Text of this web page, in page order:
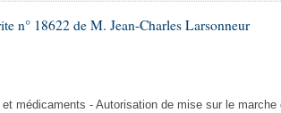
n° 18622 de M. Jean-Charles Larsonneur
et médicaments - Autorisation de mise sur le